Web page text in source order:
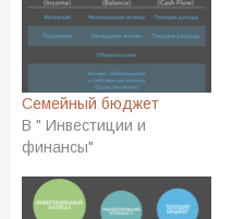
Семейный бюджет
В " Инвестиции и
финансы"